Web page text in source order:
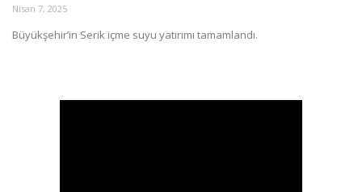
Sizlerden Gelenler
Nisan 7, 2025
Büyükşehir’in Serik içme suyu yatırımı tamamlandı.